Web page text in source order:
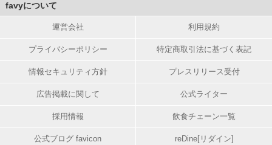
favyについて
運営会社 利用規約
プライバシーポリシー 特定商取引法に基づく表記
情報セキュリティ方針 プレスリリース受付
広告掲載に関して 公式ライター
採用情報 飲食チェーン一覧
公式ブログ favicon reDine[リダイン]